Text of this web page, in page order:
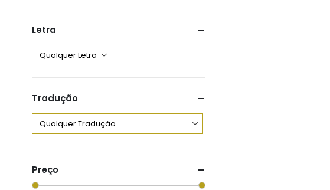
Letra
Tradução
Preço